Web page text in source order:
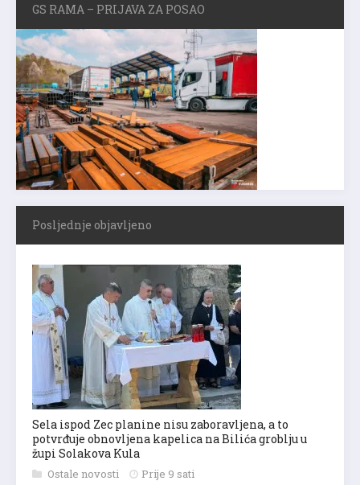
GS RAMA – PRIJAVA ZA POSAO
Posljednje objavljeno
Sela ispod Zec planine nisu zaboravljena, a to
potvrđuje obnovljena kapelica na Bilića groblju u
župi Solakova Kula
Ostale novosti Prije 9 sati